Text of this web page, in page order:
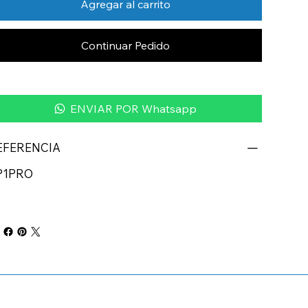
Agregar al carrito
Continuar Pedido
ENVIAR POR Whatsapp